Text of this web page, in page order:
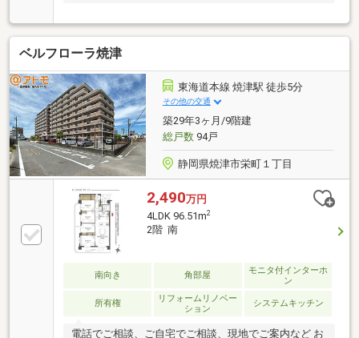
ベルフローラ焼津
東海道本線 焼津駅 徒歩5分
その他の交通
築29年3ヶ月/9階建
総戸数94戸
静岡県焼津市栄町１丁目
2,490万円
4LDK 96.51m2
2階 南
南向き 角部屋
モニタ付インターホ
ン
所有権
リフォームリノベー
ション
システムキッチン
電話でご相談、ご自宅でご相談、現地でご案内など お